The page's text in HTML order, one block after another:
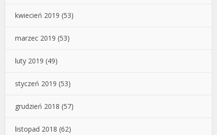
kwiecień 2019 (53)
marzec 2019 (53)
luty 2019 (49)
styczeń 2019 (53)
grudzień 2018 (57)
listopad 2018 (62)